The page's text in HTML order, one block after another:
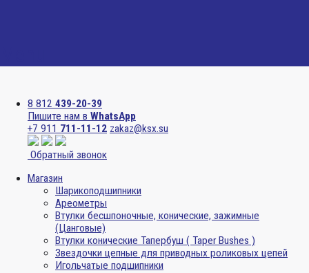
8 812 439-20-39
Пишите нам в WhatsApp
+7 911 711-11-12 zakaz@ksx.su
Обратный звонок
Магазин
Шарикоподшипники
Ареометры
Втулки бесшпоночные, конические, зажимные
(Цанговые)
Втулки конические Тапербуш ( Taper Bushes )
Звездочки цепные для приводных роликовых цепей
Игольчатые подшипники